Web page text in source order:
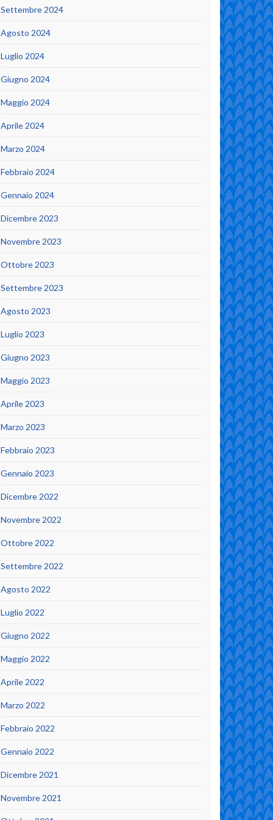
Settembre 2024
Agosto 2024
Luglio 2024
Giugno 2024
Maggio 2024
Aprile 2024
Marzo 2024
Febbraio 2024
Gennaio 2024
Dicembre 2023
Novembre 2023
Ottobre 2023
Settembre 2023
Agosto 2023
Luglio 2023
Giugno 2023
Maggio 2023
Aprile 2023
Marzo 2023
Febbraio 2023
Gennaio 2023
Dicembre 2022
Novembre 2022
Ottobre 2022
Settembre 2022
Agosto 2022
Luglio 2022
Giugno 2022
Maggio 2022
Aprile 2022
Marzo 2022
Febbraio 2022
Gennaio 2022
Dicembre 2021
Novembre 2021